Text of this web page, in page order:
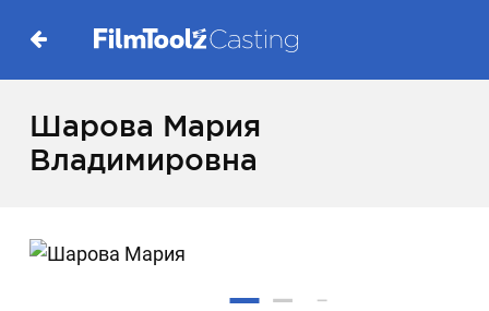
Шарова Мария
Владимировна